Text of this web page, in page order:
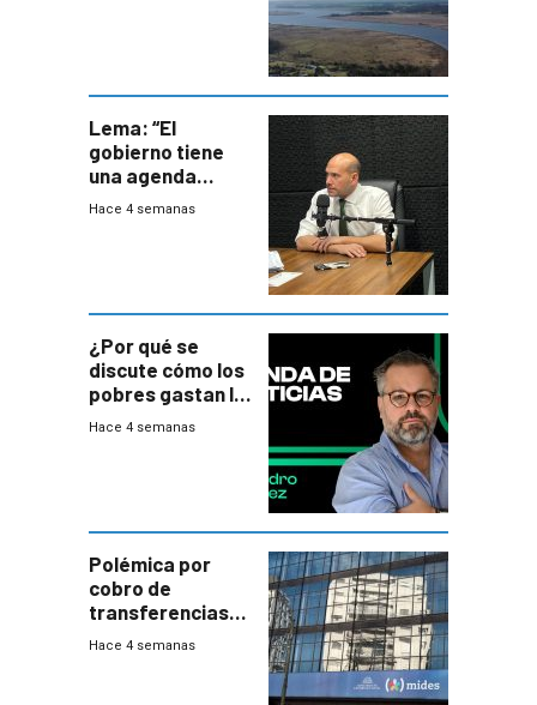
Lema: “El
gobierno tiene
una agenda
destructiva”
Hace 4 semanas
¿Por qué se
discute cómo los
pobres gastan la
plata?
Hace 4 semanas
Polémica por
cobro de
transferencias
del Mides en
Hace 4 semanas